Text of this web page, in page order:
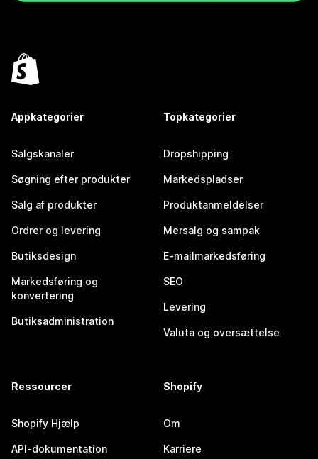
Appkategorier
Salgskanaler
Søgning efter produkter
Salg af produkter
Ordrer og levering
Butiksdesign
Markedsføring og
konvertering
Butiksadministration
Topkategorier
Dropshipping
Markedspladser
Produktanmeldelser
Mersalg og sampak
E-mailmarkedsføring
SEO
Levering
Valuta og oversættelse
Ressourcer
Shopify Hjælp
API-dokumentation
Shopify
Om
Karriere